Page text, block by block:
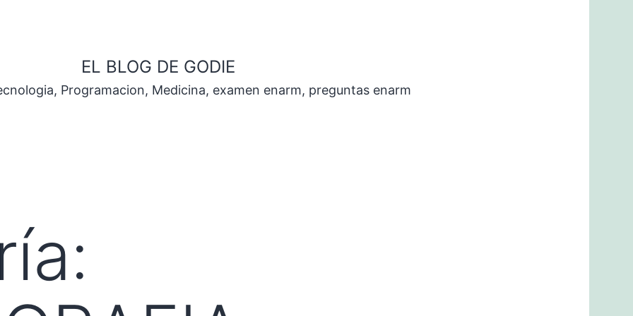
EL BLOG DE GODIE
Programacion, Medicina, examen enarm, preguntas enarm